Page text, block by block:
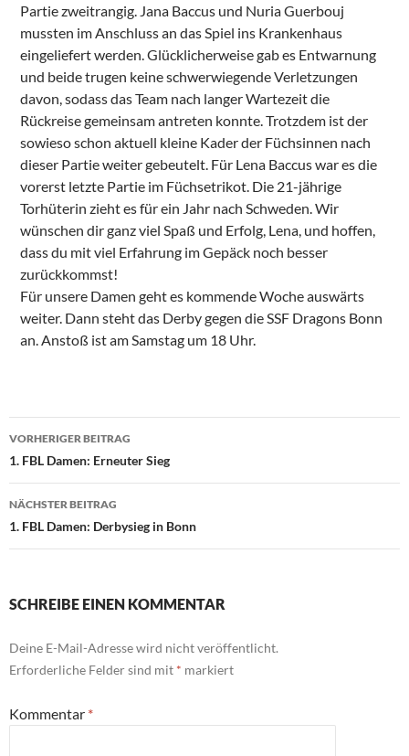
Partie zweitrangig. Jana Baccus und Nuria Guerbouj
mussten im Anschluss an das Spiel ins Krankenhaus
eingeliefert werden. Glücklicherweise gab es Entwarnung
und beide trugen keine schwerwiegende Verletzungen
davon, sodass das Team nach langer Wartezeit die
Rückreise gemeinsam antreten konnte. Trotzdem ist der
sowieso schon aktuell kleine Kader der Füchsinnen nach
dieser Partie weiter gebeutelt. Für Lena Baccus war es die
vorerst letzte Partie im Füchsetrikot. Die 21-jährige
Torhüterin zieht es für ein Jahr nach Schweden. Wir
wünschen dir ganz viel Spaß und Erfolg, Lena, und hoffen,
dass du mit viel Erfahrung im Gepäck noch besser
zurückkommst!
Für unsere Damen geht es kommende Woche auswärts
weiter. Dann steht das Derby gegen die SSF Dragons Bonn
an. Anstoß ist am Samstag um 18 Uhr.
Beitragsnavigation
VORHERIGER BEITRAG
1. FBL Damen: Erneuter Sieg
NÄCHSTER BEITRAG
1. FBL Damen: Derbysieg in Bonn
SCHREIBE EINEN KOMMENTAR
Deine E-Mail-Adresse wird nicht veröffentlicht.
Erforderliche Felder sind mit * markiert
Kommentar *